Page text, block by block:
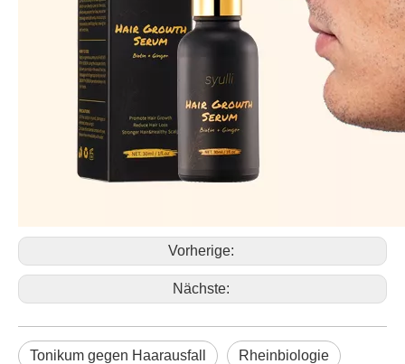
Vorherige:
Nächste:
Tonikum gegen Haarausfall Rheinbiologie